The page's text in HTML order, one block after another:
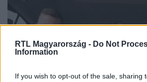
RTL Magyarország - Do Not
Information
If you wish to opt-out of the sale, sharing